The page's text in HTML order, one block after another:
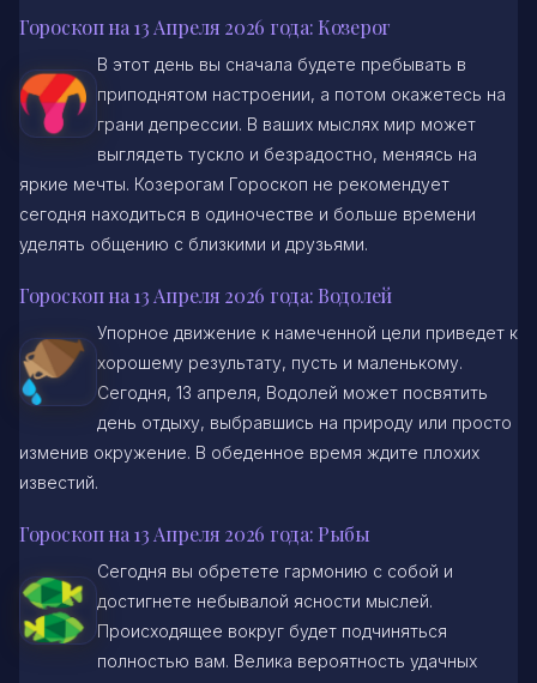
Гороскоп на 13 Апреля 2026 года: Козерог
В этот день вы сначала будете пребывать в
приподнятом настроении, а потом окажетесь на
грани депрессии. В ваших мыслях мир может
выглядеть тускло и безрадостно, меняясь на
яркие мечты. Козерогам Гороскоп не рекомендует
сегодня находиться в одиночестве и больше времени
уделять общению с близкими и друзьями.
Гороскоп на 13 Апреля 2026 года: Водолей
Упорное движение к намеченной цели приведет к
хорошему результату, пусть и маленькому.
Сегодня, 13 апреля, Водолей может посвятить
день отдыху, выбравшись на природу или просто
изменив окружение. В обеденное время ждите плохих
известий.
Гороскоп на 13 Апреля 2026 года: Рыбы
Сегодня вы обретете гармонию с собой и
достигнете небывалой ясности мыслей.
Происходящее вокруг будет подчиняться
полностью вам. Велика вероятность удачных